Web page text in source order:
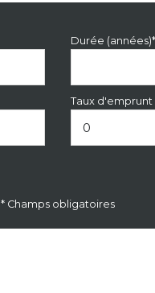
Durée (années)*
Taux d'emprunt
* Champs obligatoires